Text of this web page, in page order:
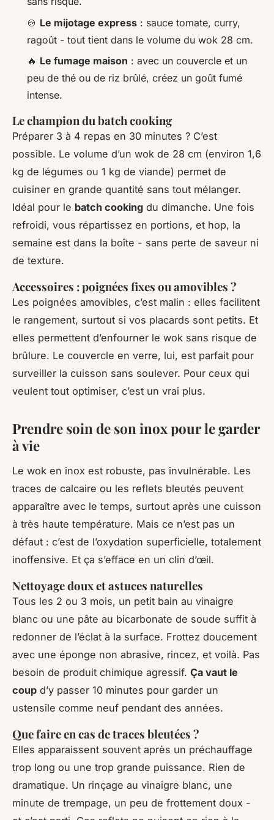
🍲 Le mijotage express : sauce tomate, curry,
ragoût - tout tient dans le volume du wok 28 cm.
🔥 Le fumage maison : avec un couvercle et un
peu de thé ou de riz brûlé, créez un goût fumé
intense.
Le champion du batch cooking
Préparer 3 à 4 repas en 30 minutes ? C’est
possible. Le volume d’un wok de 28 cm (environ 1,6
kg de légumes ou 1 kg de viande) permet de
cuisiner en grande quantité sans tout mélanger.
Idéal pour le batch cooking du dimanche. Une fois
refroidi, vous répartissez en portions, et hop, la
semaine est dans la boîte - sans perte de saveur ni
de texture.
Accessoires : poignées fixes ou amovibles ?
Les poignées amovibles, c’est malin : elles facilitent
le rangement, surtout si vos placards sont petits. Et
elles permettent d’enfourner le wok sans risque de
brûlure. Le couvercle en verre, lui, est parfait pour
surveiller la cuisson sans soulever. Pour ceux qui
veulent tout optimiser, c’est un vrai plus.
Prendre soin de son inox pour le garder
à vie
Le wok en inox est robuste, pas invulnérable. Les
traces de calcaire ou les reflets bleutés peuvent
apparaître avec le temps, surtout après une cuisson
à très haute température. Mais ce n’est pas un
défaut : c’est de l’oxydation superficielle, totalement
inoffensive. Et ça s’efface en un clin d’œil.
Nettoyage doux et astuces naturelles
Tous les 2 ou 3 mois, un petit bain au vinaigre
blanc ou une pâte au bicarbonate de soude suffit à
redonner de l’éclat à la surface. Frottez doucement
avec une éponge non abrasive, rincez, et voilà. Pas
besoin de produit chimique agressif. Ça vaut le
coup d’y passer 10 minutes pour garder un
ustensile comme neuf pendant des années.
Que faire en cas de traces bleutées ?
Elles apparaissent souvent après un préchauffage
trop long ou une trop grande puissance. Rien de
dramatique. Un rinçage au vinaigre blanc, une
minute de trempage, un peu de frottement doux -